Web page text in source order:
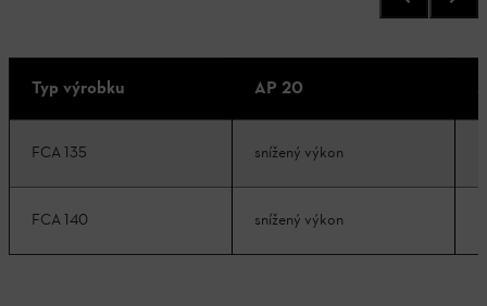
Typ výrobku AP 20
FCA 135 snížený výkon
FCA 140 snížený výkon